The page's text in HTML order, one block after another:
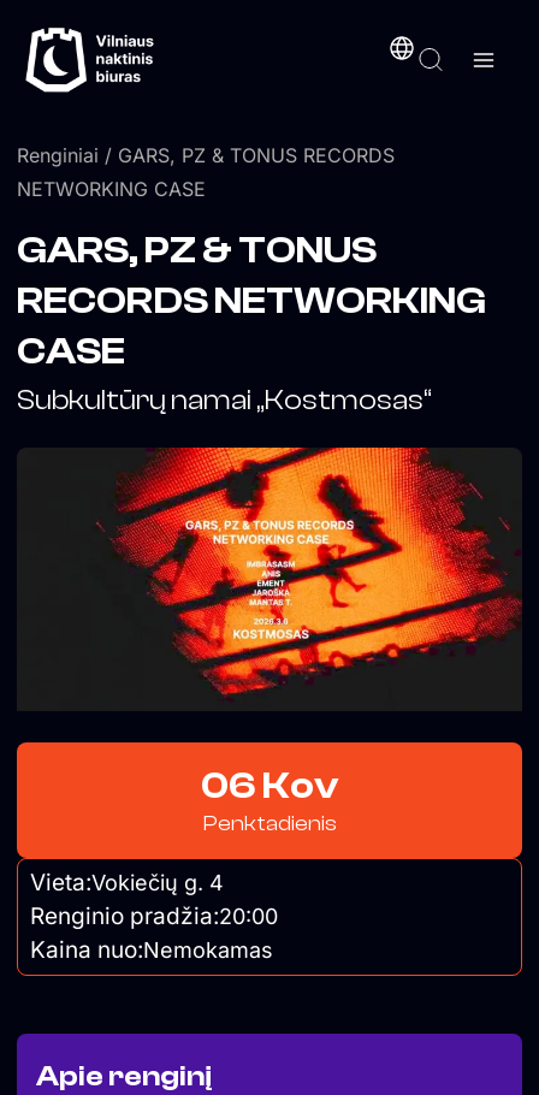
prie
turinio
Renginiai / GARS, PZ & TONUS RECORDS
NETWORKING CASE
Apie renginį
GARS, PZ & TONUS
RECORDS NETWORKING
CASE
Subkultūrų namai „Kostmosas“
06 Kov
Penktadienis
Vieta:Vokiečių g. 4
Renginio pradžia:20:00
Kaina nuo:Nemokamas